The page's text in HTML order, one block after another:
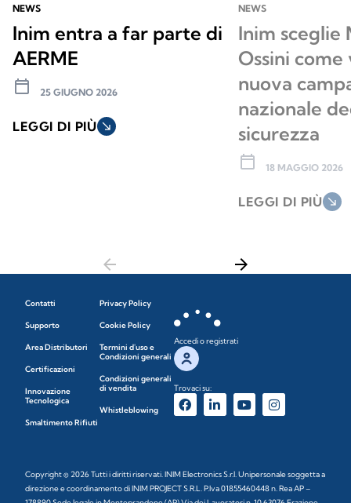
NEWS
Inim entra a far parte di
AERME
calendar_today 25 GIUGNO 2026
LEGGI DI PIÙ south_east
NEWS
Inim sceglie
Ossini
nuova
nazionale
sicurezza
calendar_today 18 MAGGIO 2026
LEGGI DI PIÙ south_east
arrow_back arrow_forward
Contatti
Supporto
Area Distributori
Certificazioni
Innovazione
Tecnologica
Smaltimento Rifiuti
Privacy Policy
Cookie Policy
Termini d'uso e
Condizioni generali
Condizioni generali
di vendita
Whistleblowing
Accedi o registrati
Trovaci su:
Copyright © 2026 Tutti i diritti riservati. INIM Electronics S.r.l. Unipersonale soggetta a
direzione e coordinamento di INIM PROJECT S.R.L. P.Iva 01855460448 n. Rea AP –